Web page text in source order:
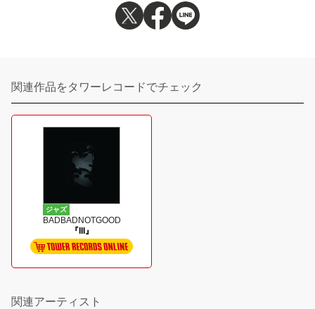
関連作品をタワーレコードでチェック
ジャズ
BADBADNOTGOOD
『III』
関連アーティスト